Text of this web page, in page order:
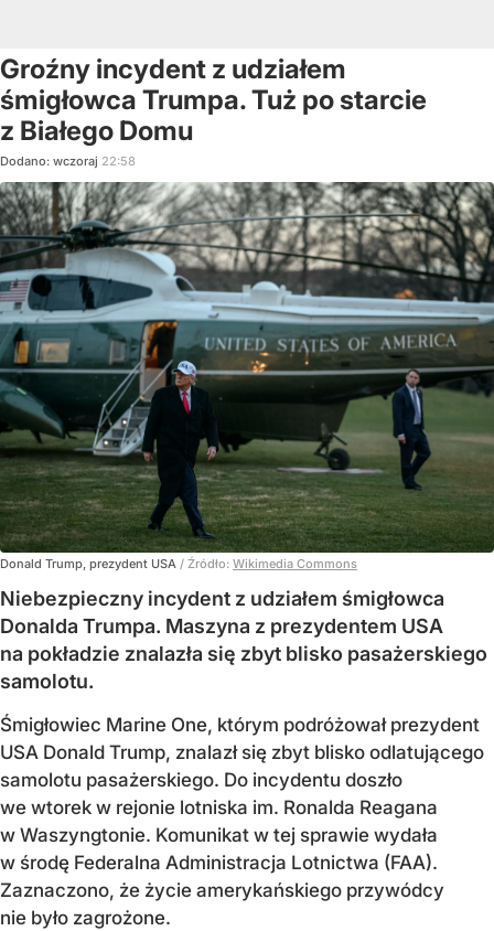
Groźny incydent z udziałem
śmigłowca Trumpa. Tuż po starcie
z Białego Domu
Dodano: wczoraj 22:58
Donald Trump, prezydent USA / Źródło: Wikimedia Commons
Niebezpieczny incydent z udziałem śmigłowca
Donalda Trumpa. Maszyna z prezydentem USA
na pokładzie znalazła się zbyt blisko pasażerskiego
samolotu.
Śmigłowiec Marine One, którym podróżował prezydent
USA Donald Trump, znalazł się zbyt blisko odlatującego
samolotu pasażerskiego. Do incydentu doszło
we wtorek w rejonie lotniska im. Ronalda Reagana
w Waszyngtonie. Komunikat w tej sprawie wydała
w środę Federalna Administracja Lotnictwa (FAA).
Zaznaczono, że życie amerykańskiego przywódcy
nie było zagrożone.